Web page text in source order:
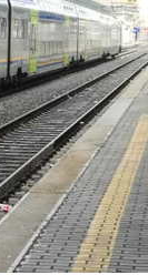
si vada in
ma abbiamo
È ovvio che
continuare,
conciliazione